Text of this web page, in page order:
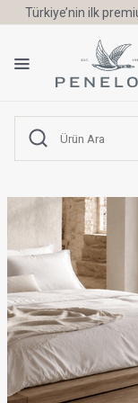
Türkiye’nin ilk